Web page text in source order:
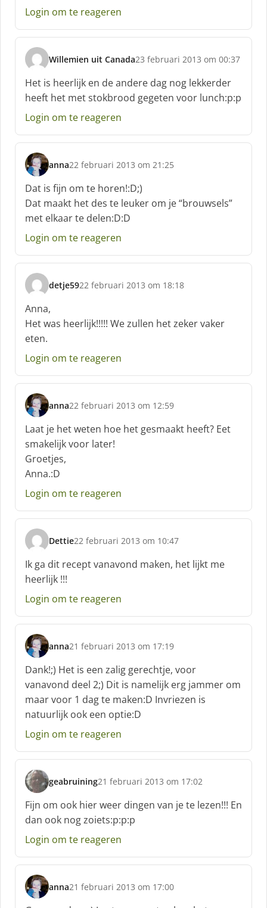
:Login om te reageren
Willemien uit Canada
s
c
h
r
e
f
23 februari 2013 om 00:37
Het is heerlijk en de andere dag nog lekkerder
heeft het met stokbrood gegeten voor lunch:p:p
Login om te reageren
anna
s
c
h
r
e
e
:
22 februari 2013 om 21:25
Dat is fijn om te horen!:D;)
Dat maakt het des te leuker om je “brouwsels”
met elkaar te delen:D:D
Login om te reageren
detje59
s
c
h
r
e
e
:
22 februari 2013 om 18:18
Anna,
Het was heerlijk!!!!! We zullen het zeker vaker
eten.
Login om te reageren
anna
s
c
h
r
e
e
:
22 februari 2013 om 12:59
Laat je het weten hoe het gesmaakt heeft? Eet
smakelijk voor later!
Groetjes,
Anna.:D
Login om te reageren
Dettie
s
c
h
r
e
f
22 februari 2013 om 10:47
Ik ga dit recept vanavond maken, het lijkt me
heerlijk !!!
Login om te reageren
anna
s
c
h
r
e
e
:
21 februari 2013 om 17:19
Dank!;) Het is een zalig gerechtje, voor
vanavond deel 2;) Dit is namelijk erg jammer om
maar voor 1 dag te maken:D Invriezen is
natuurlijk ook een optie:D
Login om te reageren
geabruining
s
c
h
r
e
f
21 februari 2013 om 17:02
Fijn om ook hier weer dingen van je te lezen!!! En
dan ook nog zoiets:p:p:p
Login om te reageren
anna
s
c
21 februari 2013 om 17:00